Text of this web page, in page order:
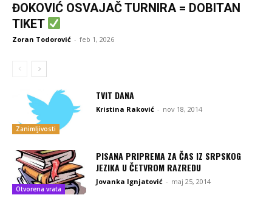
ĐOKOVIĆ OSVAJAČ TURNIRA = DOBITAN
TIKET
Zoran Todorović - feb 1, 2026
Zanimljivosti
TVIT DANA
Kristina Raković - nov 18, 2014
Otvorena vrata
PISANA PRIPREMA ZA ČAS IZ SRPSKOG
JEZIKA U ČETVROM RAZREDU
Jovanka Ignjatović - maj 25, 2014